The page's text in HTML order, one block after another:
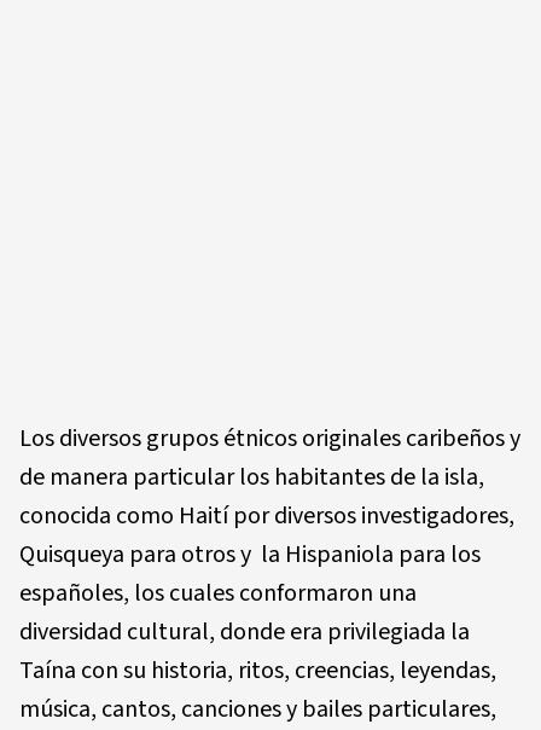
Los diversos grupos étnicos originales caribeños y
de manera particular los habitantes de la isla,
conocida como Haití por diversos investigadores,
Quisqueya para otros y la Hispaniola para los
españoles, los cuales conformaron una
diversidad cultural, donde era privilegiada la
Taína con su historia, ritos, creencias, leyendas,
música, cantos, canciones y bailes particulares,